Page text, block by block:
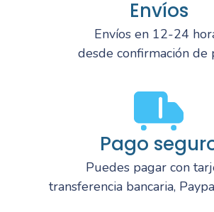
Envíos
Envíos en 12-24
desde confirmación de
Pago
Puedes pagar con
transferencia bancaria,